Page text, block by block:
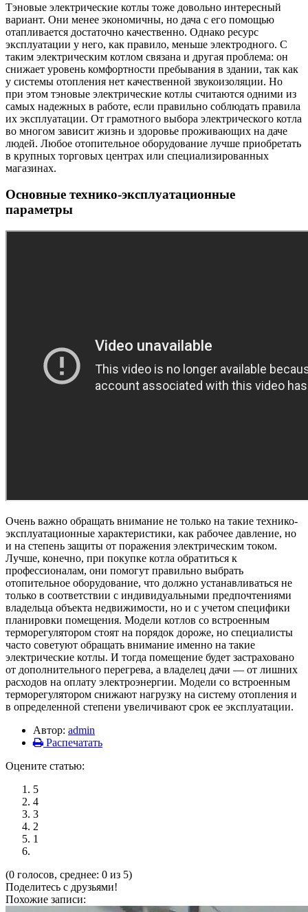
Тэновые электрические котлы тоже довольно интересный
вариант. Они менее экономичны, но дача с его помощью
отапливается достаточно качественно. Однако ресурс
эксплуатации у него, как правило, меньше электродного. С
таким электрическим котлом связана и другая проблема: он
снижает уровень комфортности пребывания в здании, так как
у системы отопления нет качественной звукоизоляции. Но
при этом тэновые электрические котлы считаются одними из
самых надежных в работе, если правильно соблюдать правила
их эксплуатации. От грамотного выбора электрического котла
во многом зависит жизнь и здоровье проживающих на даче
людей. Любое отопительное оборудование лучше приобретать
в крупных торговых центрах или специализированных
магазинах.
Основные технико-эксплуатационные
параметры
Очень важно обращать внимание не только на такие технико-
эксплуатационные характеристики, как рабочее давление, но
и на степень защиты от поражения электрическим током.
Лучше, конечно, при покупке котла обратиться к
профессионалам, они помогут правильно выбрать
отопительное оборудование, что должно устанавливаться не
только в соответствии с индивидуальными предпочтениями
владельца объекта недвижимости, но и с учетом специфики
планировки помещения. Модели котлов со встроенным
терморегулятором стоят на порядок дороже, но специалисты
часто советуют обращать внимание именно на такие
электрические котлы. И тогда помещение будет застраховано
от дополнительного перегрева, а владелец дачи — от лишних
расходов на оплату электроэнергии. Модели со встроенным
терморегулятором снижают нагрузку на систему отопления и
в определенной степени увеличивают срок ее эксплуатации.
Автор: admin
Распечатать
Оцените статью:
5
4
3
2
1
(0 голосов, среднее: 0 из 5)
Поделитесь с друзьями!
Похожие записи: